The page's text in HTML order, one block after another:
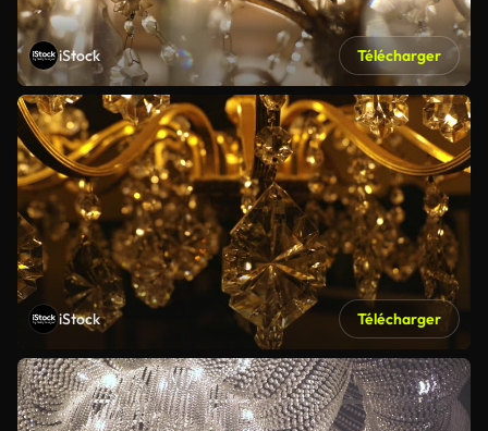
iStock Télécharger
iStock Télécharger